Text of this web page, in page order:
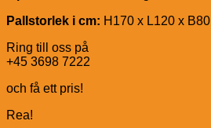
Pallstorlek i cm: H170 x L120 x B80
Ring till oss på
+45 3698 7222
och få ett pris!
Rea!